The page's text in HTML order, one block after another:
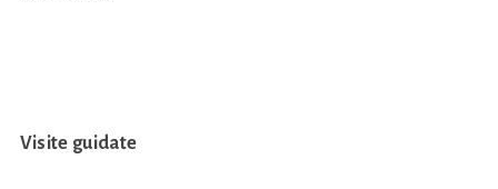
Visite guidate